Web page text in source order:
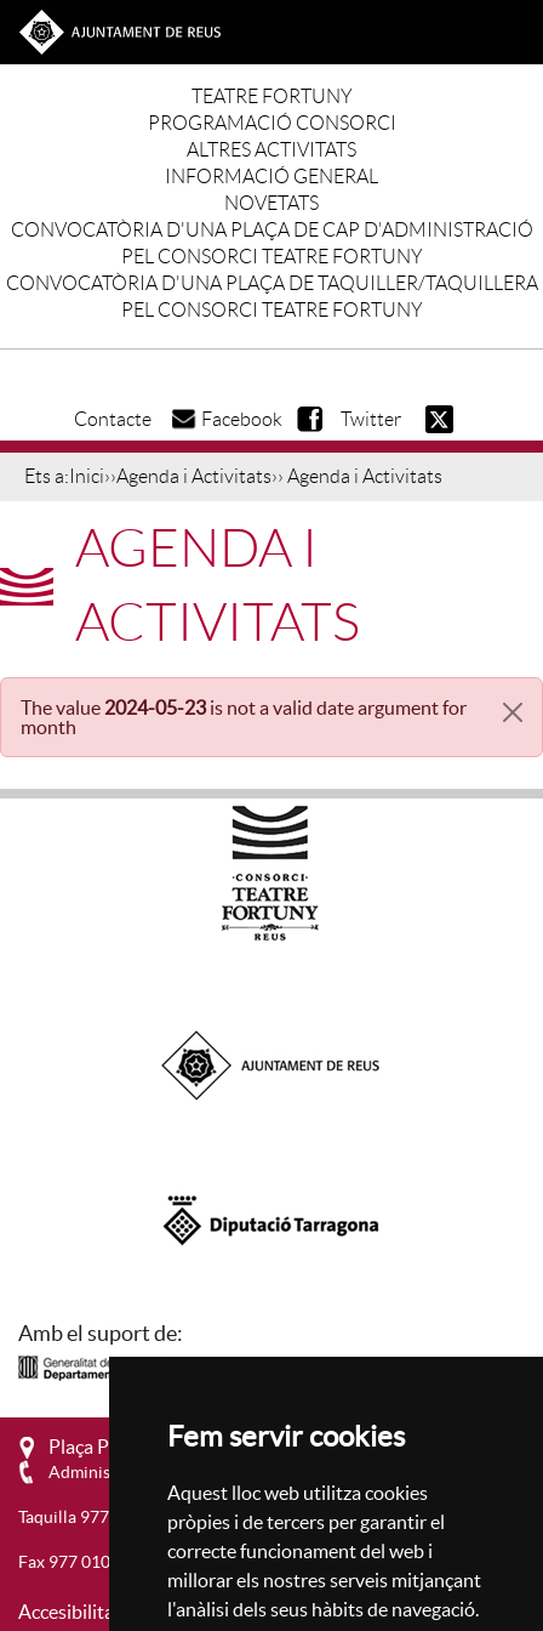
Fem servir cookies
Aquest lloc web utilitza cookies
pròpies i de tercers per garantir el
correcte funcionament del web i
millorar els nostres serveis mitjançant
l'anàlisi dels seus hàbits de navegació.
Vés al contingut
Ves a la web de l'Ajuntament de Reus
TEATRE FORTUNY
PROGRAMACIÓ CONSORCI
ALTRES ACTIVITATS
INFORMACIÓ GENERAL
NOVETATS
CONVOCATÒRIA D'UNA PLAÇA DE CAP D'ADMINISTRACIÓ
PEL CONSORCI TEATRE FORTUNY
CONVOCATÒRIA D'UNA PLAÇA DE TAQUILLER/TAQUILLERA
PEL CONSORCI TEATRE FORTUNY
Contacte Facebook Twitter
Ets a: Inici››Agenda i Activitats›› Agenda i Activitats
AGENDA I
ACTIVITATS
Missatge d'error
The value 2024-05-23is not a valid date argument for
month
Amb el suport de:
Plaça Prim, 4 - 43201 Reus
Administració 977 010 657
Taquilla 977 010 659
Fax 977 010 677
Accesibilitat